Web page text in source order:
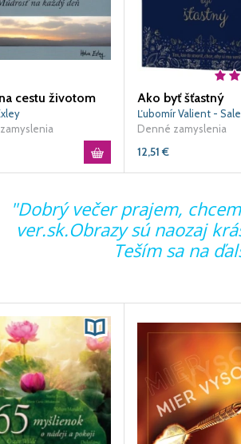
cestu životom Ako byť šťastný
Denné zamyslenia
12,51 €
"Dobrý večer prajem,
ver.sk.Obrazy sú naozaj
Teším sa na